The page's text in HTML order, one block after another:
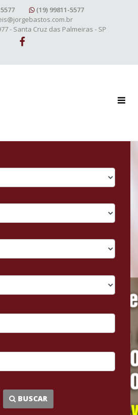
(19) 99811-5577
- Santa Cruz das Palmeiras - SP
BUSCAR